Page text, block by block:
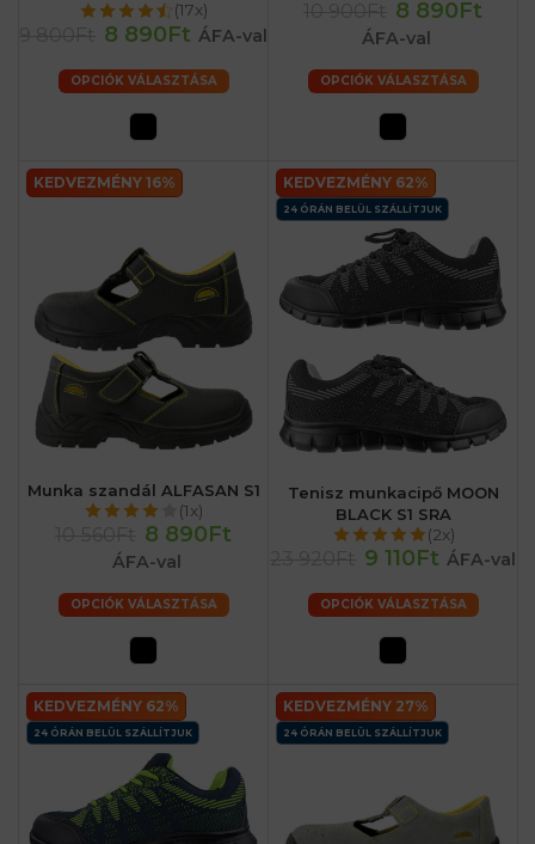
(17x)
8 890Ft ÁFA-val
OPCIÓK VÁLASZTÁSA
8 890Ft
ÁFA-val
OPCIÓK VÁLASZTÁSA
KEDVEZMÉNY 16%
Munka szandál ALFASAN S1
(1x)
8 890Ft
ÁFA-val
OPCIÓK VÁLASZTÁSA
KEDVEZMÉNY 62%
24 ÓRÁN BELÜL SZÁLLÍTJUK
Tenisz munkacipő MOON
BLACK S1 SRA
(2x)
9 110Ft ÁFA-val
OPCIÓK VÁLASZTÁSA
KEDVEZMÉNY 62%
24 ÓRÁN BELÜL SZÁLLÍTJUK
KEDVEZMÉNY 27%
24 ÓRÁN BELÜL SZÁLLÍTJUK